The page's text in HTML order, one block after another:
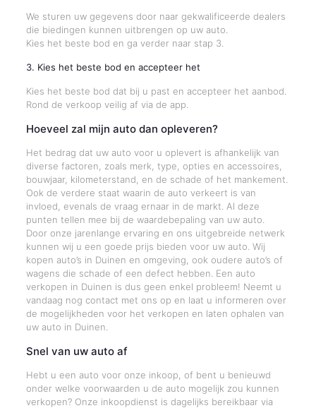
We sturen uw gegevens door naar gekwalificeerde dealers
die biedingen kunnen uitbrengen op uw auto.
Kies het beste bod en ga verder naar stap 3.
3. Kies het beste bod en accepteer het
Kies het beste bod dat bij u past en accepteer het aanbod.
Rond de verkoop veilig af via de app.
Hoeveel zal mijn auto dan opleveren?
Het bedrag dat uw auto voor u oplevert is afhankelijk van
diverse factoren, zoals merk, type, opties en accessoires,
bouwjaar, kilometerstand, en de schade of het mankement.
Ook de verdere staat waarin de auto verkeert is van
invloed, evenals de vraag ernaar in de markt. Al deze
punten tellen mee bij de waardebepaling van uw auto.
Door onze jarenlange ervaring en ons uitgebreide netwerk
kunnen wij u een goede prijs bieden voor uw auto. Wij
kopen auto’s in Duinen en omgeving, ook oudere auto’s of
wagens die schade of een defect hebben. Een auto
verkopen in Duinen is dus geen enkel probleem! Neemt u
vandaag nog contact met ons op en laat u informeren over
de mogelijkheden voor het verkopen en laten ophalen van
uw auto in Duinen.
Snel van uw auto af
Hebt u een auto voor onze inkoop, of bent u benieuwd
onder welke voorwaarden u de auto mogelijk zou kunnen
verkopen? Onze inkoopdienst is dagelijks bereikbaar via